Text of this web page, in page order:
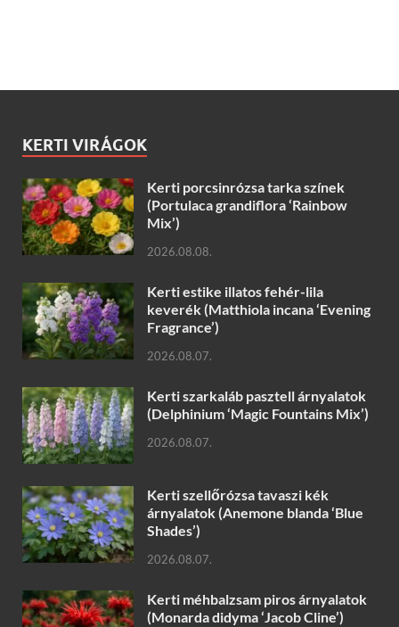
KERTI VIRÁGOK
Kerti porcsinrózsa tarka színek
(Portulaca grandiflora ‘Rainbow
Mix’)
2026.08.08.
Kerti estike illatos fehér-lila
keverék (Matthiola incana ‘Evening
Fragrance’)
2026.08.07.
Kerti szarkaláb pasztell árnyalatok
(Delphinium ‘Magic Fountains Mix’)
2026.08.07.
Kerti szellőrózsa tavaszi kék
árnyalatok (Anemone blanda ‘Blue
Shades’)
2026.08.07.
Kerti méhbalzsam piros árnyalatok
(Monarda didyma ‘Jacob Cline’)